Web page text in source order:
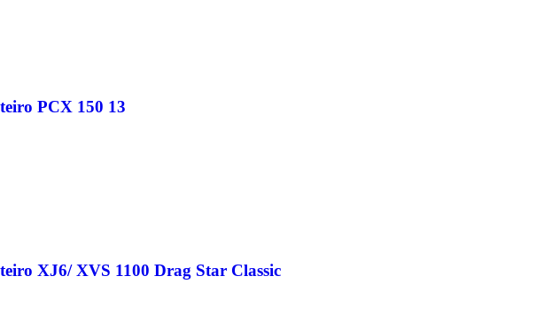
PCX 150 13
XJ6/ XVS 1100 Drag Star Classic